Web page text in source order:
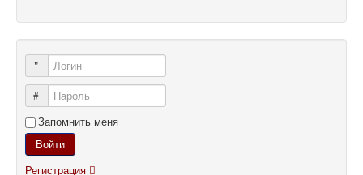
Логин
Пароль
Запомнить меня
Войти
Регистрация